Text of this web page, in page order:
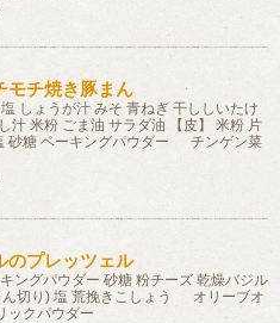
モチ焼き豚まん
しょうが汁 みそ 青ねぎ 干ししいたけ
汁 米粉 ごま油 サラダ油 【皮】 米粉 片
砂糖 ベーキングパウダー チンゲン菜
のプレッツェル
キングパウダー 砂糖 粉チーズ 乾燥バジル
ん切り) 塩 荒挽きこしょう オリーブオ
ックパウダー